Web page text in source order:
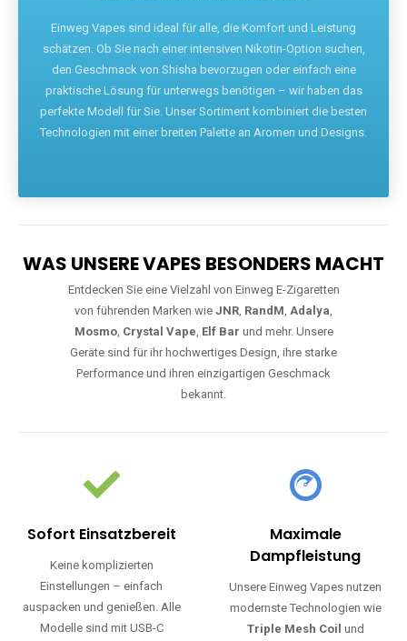
Einweg Vapes sind ideal für alle, die Komfort und Leistung
schätzen. Ob Sie nach einer intensiven Nikotin-Option suchen,
den Geschmack von Shisha bevorzugen oder einfach eine
praktische Lösung für unterwegs benötigen – wir haben das
perfekte Modell für Sie. Unser Sortiment kombiniert die besten
Technologien mit einer breiten Palette an Aromen und Designs.
WAS UNSERE VAPES BESONDERS MACHT
Entdecken Sie eine Vielzahl von Einweg E-Zigaretten
von führenden Marken wie JNR, RandM, Adalya,
Mosmo, Crystal Vape, Elf Bar und mehr. Unsere
Geräte sind für ihr hochwertiges Design, ihre starke
Performance und ihren einzigartigen Geschmack
bekannt.
Sofort Einsatzbereit
Keine komplizierten
Einstellungen – einfach
auspacken und genießen. Alle
Modelle sind mit USB-C
Maximale
Dampfleistung
Unsere Einweg Vapes nutzen
modernste Technologien wie
Triple Mesh Coil und